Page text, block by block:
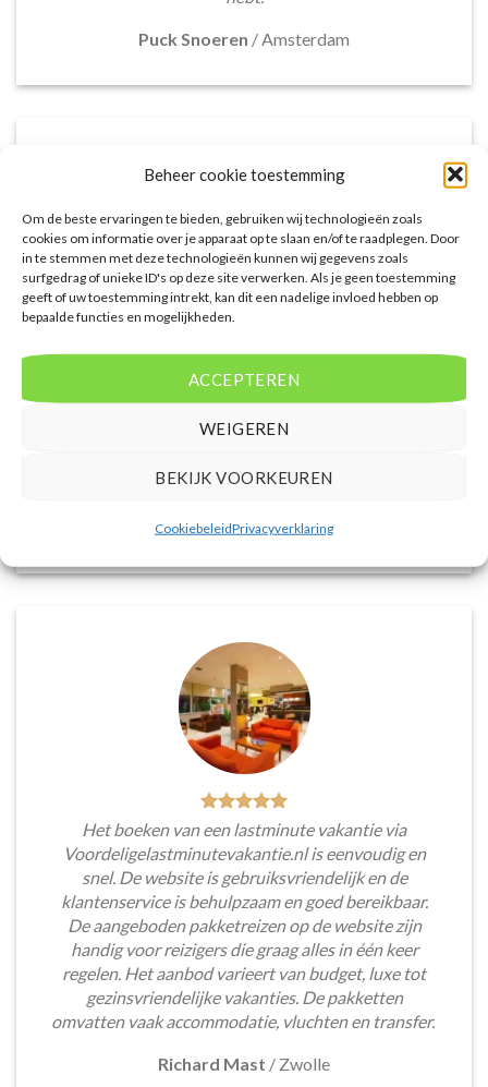
Beheer cookie toestemming
Om de beste ervaringen te bieden, gebruiken wij technologieën zoals
cookies om informatie over je apparaat op te slaan en/of te raadplegen. Door
in te stemmen met deze technologieën kunnen wij gegevens zoals
surfgedrag of unieke ID's op deze site verwerken. Als je geen toestemming
geeft of uw toestemming intrekt, kan dit een nadelige invloed hebben op
bepaalde functies en mogelijkheden.
ACCEPTEREN
WEIGEREN
BEKIJK VOORKEUREN
CookiebeleidPrivacyverklaring
Puck Snoeren /Amsterdam
luxe resorts tot budgetvriendelijke hotels, de site
zoekfilters maakten het eenvoudig om
voorkeuren en budget.
Tim Beukers/Tilburg
Het boeken van een lastminute vakantie via
Voordeligelastminutevakantie.nl is eenvoudig en
snel. De website is gebruiksvriendelijk en de
klantenservice is behulpzaam en goed bereikbaar.
De aangeboden pakketreizen op de website zijn
handig voor reizigers die graag alles in één keer
regelen. Het aanbod varieert van budget, luxe tot
gezinsvriendelijke vakanties. De pakketten
omvatten vaak accommodatie, vluchten en transfer.
Richard Mast / Zwolle